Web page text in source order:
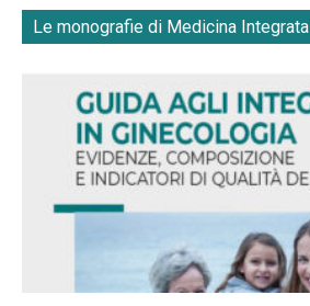
Le monografie di Medicina Integrata